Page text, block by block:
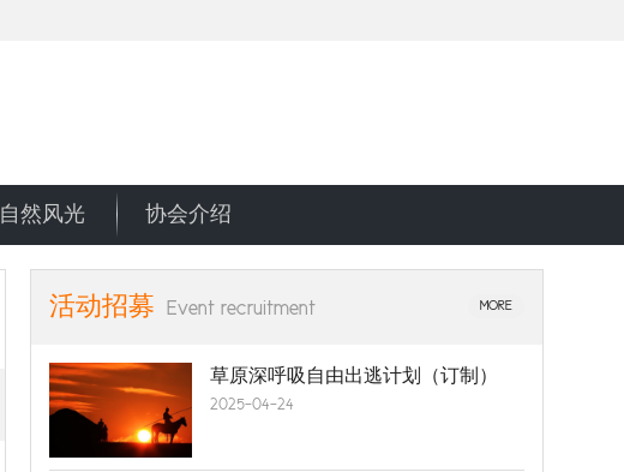
自然风光 协会介绍
活动招募 Event recruitment MORE
草原深呼吸自由出逃计划（订制）
2025-04-24